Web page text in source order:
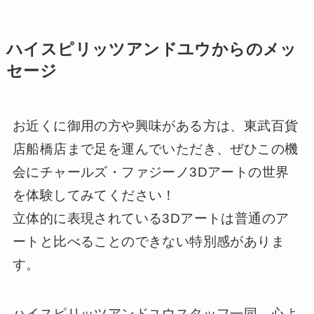
作品のコレクターには、クリントン元大統領夫
妻、ポール・マッカートニー、デレク・ジータ
るず石橋貴明、サッカー元日本代表高原直泰な
どの著名人をはじめ、アメリカン航空、ユニセ
フ、国際赤十字など数々の有名団体、企業など
があげられる。
ハイスピリッツアンドユウからのメッ